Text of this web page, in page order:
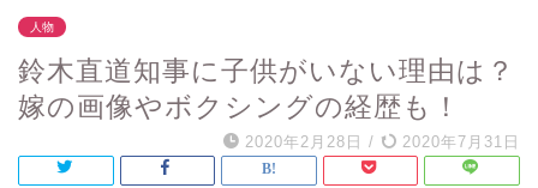
人物
鈴木直道知事に子供がいない理由は？
嫁の画像やボクシングの経歴も！
2020年2月28日 / 2020年7月31日